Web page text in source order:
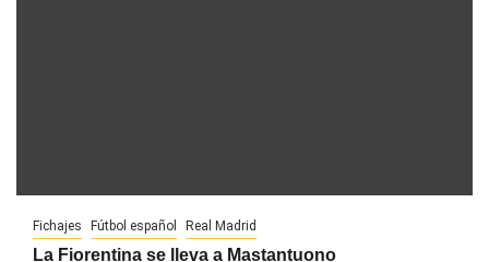
Fichajes Fútbol español Real Madrid
La Fiorentina se lleva a Mastantuono